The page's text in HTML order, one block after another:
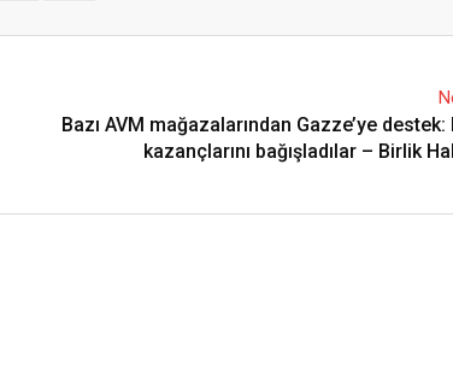
Bazı AVM mağazalarından Gazze’ye
kazançlarını bağışladılar – Birlik